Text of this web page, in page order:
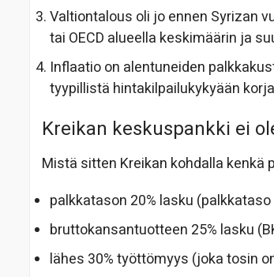
Valtiontalous oli jo ennen Syrizan
tai OECD alueella keskimäärin ja
Inflaatio on alentuneiden
tyypillistä hintakilpailukykyään
Kreikan keskuspankki ei
Mistä sitten Kreikan kohdalla
palkkatason 20% lasku
bruttokansantuotteen 25% lasku
lähes 30% työttömyys (joka tosin